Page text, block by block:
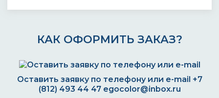
КАК ОФОРМИТЬ ЗАКАЗ?
Оставить заявку по телефону или e-mail +7
(812) 493 44 47 egocolor@inbox.ru